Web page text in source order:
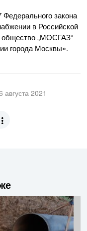
Федерального закона
в Российской
общество „МОСГАЗ“
города Москвы».
августа 2021